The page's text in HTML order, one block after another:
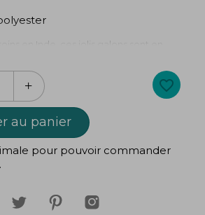
en Inde, ces jolis galons sont en
coupons à partir de 50 cm et
cm au-delà. Ex pour 50 cm,
quantité.
au panier
favorite_border
pour pouvoir commander